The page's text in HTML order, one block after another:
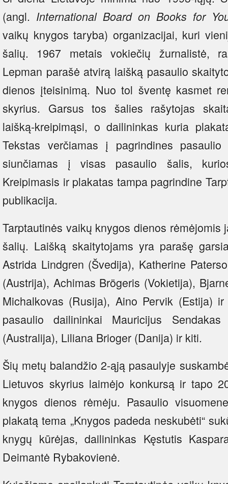
(angl. International Board on Books for
vaikų knygos taryba) organizacijai, kuri
šalių. 1967 metais vokiečių žurnalistė,
Lepman parašė atvirą laišką pasaulio
dienos įteisinimą. Nuo tol šventę kasmet
skyrius. Garsus tos šalies rašytojas
laišką-kreipimąsi, o dailininkas kuria
Tekstas verčiamas į pagrindines
siunčiamas į visas pasaulio šalis,
Kreipimasis ir plakatas tampa pagrindine
publikacija.
Tarptautinės vaikų knygos dienos rėmėjomis
šalių. Laišką skaitytojams yra parašę
Astrida Lindgren (Švedija), Katherine
(Austrija), Achimas Brögeris (Vokietija),
Michalkovas (Rusija), Aino Pervik (Estija)
pasaulio dailininkai Mauricijus
(Australija), Liliana Brioger (Danija) ir kiti.
Šių metų balandžio 2-ąją pasaulyje
Lietuvos skyrius laimėjo konkursą ir tapo
knygos dienos rėmėju. Pasaulio
plakatą tema „Knygos padeda neskubėti“
knygų kūrėjas, dailininkas Kęstutis
Deimantė Rybakovienė.